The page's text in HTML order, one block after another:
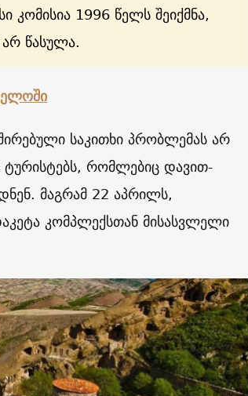
კომისია 1996 წელს შეიქმნა,
წასულა.
საკითხი პრობლემას არ
რომლებიც დავით-
მაგრამ 22 აპრილს,
კომპლექსთან მისასვლელი